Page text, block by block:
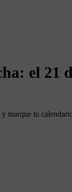
el 21
y marque tu